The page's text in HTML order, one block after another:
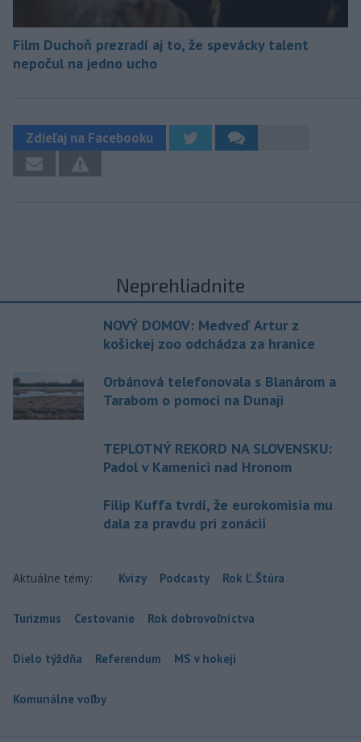
Film Duchoň prezradí aj to, že spevácky talent
nepočul na jedno ucho
Zdieľaj na Facebooku
Neprehliadnite
NOVÝ DOMOV: Medveď Artur z
košickej zoo odchádza za hranice
Orbánová telefonovala s Blanárom a
Tarabom o pomoci na Dunaji
TEPLOTNÝ REKORD NA SLOVENSKU:
Padol v Kamenici nad Hronom
Filip Kuffa tvrdí, že eurokomisia mu
dala za pravdu pri zonácii
Aktuálne témy: Kvízy Podcasty Rok Ľ.Štúra
Turizmus Cestovanie Rok dobrovoľníctva
Dielo týždňa Referendum MS v hokeji
Komunálne voľby